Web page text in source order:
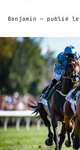
Benjamin — publié le